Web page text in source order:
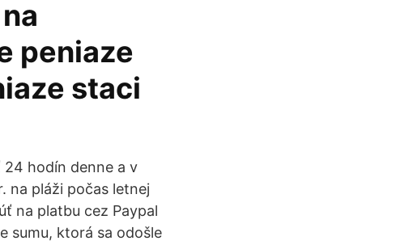
peniaze
staci
24 hodín denne a v
na pláži počas letnej
na platbu cez Paypal
sumu, ktorá sa odošle